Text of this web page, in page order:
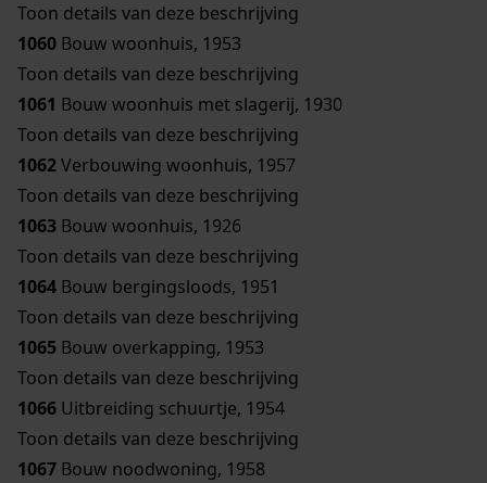
Toon details van deze beschrijving
1060 Bouw woonhuis, 1953
Toon details van deze beschrijving
1061 Bouw woonhuis met slagerij, 1930
Toon details van deze beschrijving
1062Verbouwing woonhuis, 1957
Toon details van deze beschrijving
1063 Bouw woonhuis, 1926
Toon details van deze beschrijving
1064 Bouw bergingsloods, 1951
Toon details van deze beschrijving
1065 Bouw overkapping, 1953
Toon details van deze beschrijving
1066 Uitbreiding schuurtje, 1954
Toon details van deze beschrijving
1067 Bouw noodwoning, 1958